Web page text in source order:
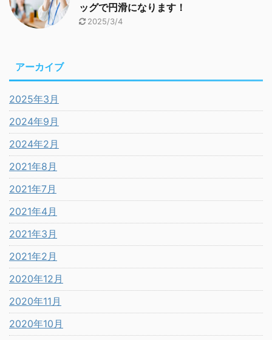
ッグで円滑になります！
2025/3/4
アーカイブ
2025年3月
2024年9月
2024年2月
2021年8月
2021年7月
2021年4月
2021年3月
2021年2月
2020年12月
2020年11月
2020年10月